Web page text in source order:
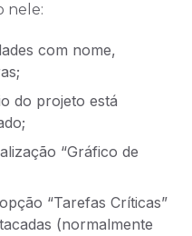
nele:
com nome,
do projeto está
“Gráfico de
“Tarefas Críticas”
(normalmente